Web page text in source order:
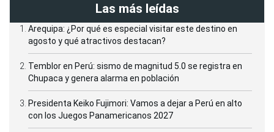
Las más leídas
Arequipa: ¿Por qué es especial visitar este destino en
agosto y qué atractivos destacan?
Temblor en Perú: sismo de magnitud 5.0 se registra en
Chupaca y genera alarma en población
Presidenta Keiko Fujimori: Vamos a dejar a Perú en alto
con los Juegos Panamericanos 2027